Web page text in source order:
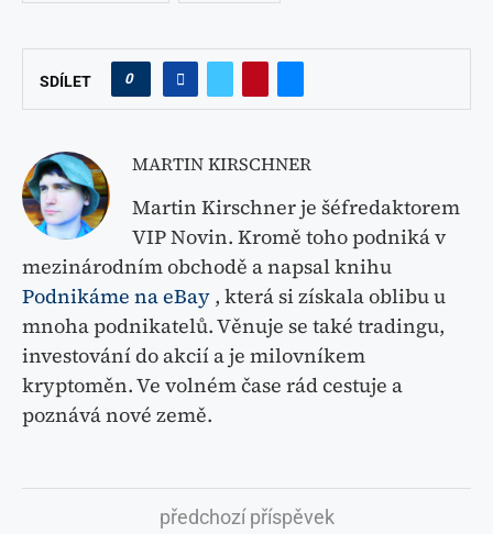
SDÍLET 0
MARTIN KIRSCHNER
Martin Kirschner je šéfredaktorem
VIP Novin. Kromě toho podniká v
mezinárodním obchodě a napsal knihu
Podnikáme na eBay , která si získala oblibu u
mnoha podnikatelů. Věnuje se také tradingu,
investování do akcií a je milovníkem
kryptoměn. Ve volném čase rád cestuje a
poznává nové země.
předchozí příspěvek